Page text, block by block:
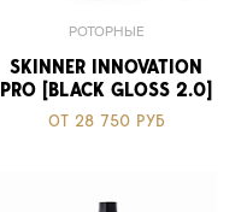
РОТОРНЫЕ
SKINNER INNOVATION
PRO [BLACK GLOSS 2.0]
ОТ 28 750 РУБ